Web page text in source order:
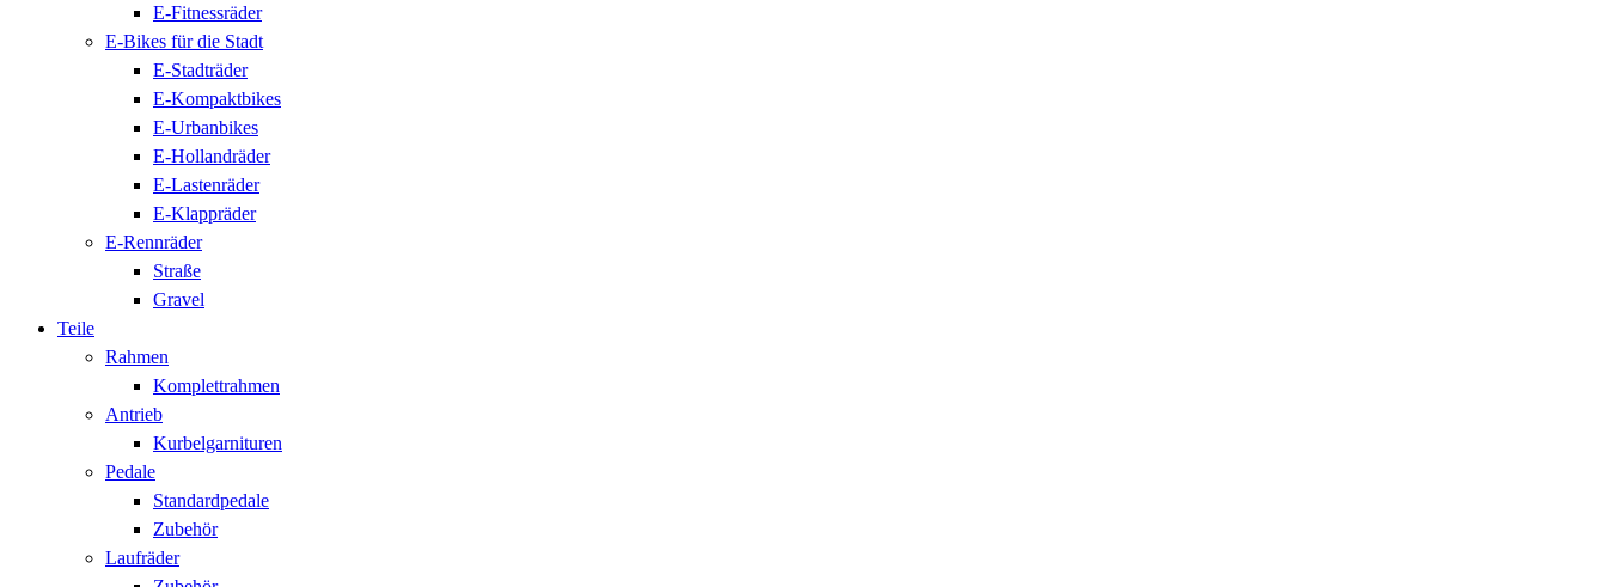
E-Fitnessräder
E-Bikes für die Stadt
E-Stadträder
E-Kompaktbikes
E-Urbanbikes
E-Hollandräder
E-Lastenräder
E-Klappräder
E-Rennräder
Straße
Gravel
Teile
Rahmen
Komplettrahmen
Antrieb
Kurbelgarnituren
Pedale
Standardpedale
Zubehör
Laufräder